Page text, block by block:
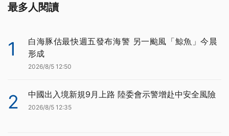
最多人閱讀
1
白海豚估最快週五發布海警 另一颱風「鯨魚」今晨
形成
2026/8/5 12:50
2 中國出入境新規9月上路 陸委會示警增赴中安全風險
2026/8/5 12:35